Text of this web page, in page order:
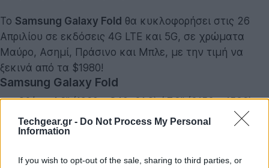
Techgear.gr - Do Not Process My Personal
Information
If you wish to opt-out of the sale, sharing to third parties, or
Το Samsung Galaxy Fold θα κυκλοφορήσει στις 26
Απριλίου σε εκδόσεις 4G LTE και 5G, σε χρώματα
Μαύρο, Ασημί, Πράσινο και Μπλε, με την τιμή να
ξεκινά από τα $1980!
Samsung Galaxy Fold
Οθόνη 4.6'' (1960 x 840, 21:9) / 7.3'' (2152 x 1536)
Επεξεργαστής octa-core 7nm
Αποθηκευτικός χώρος 512GB UFS 3.0